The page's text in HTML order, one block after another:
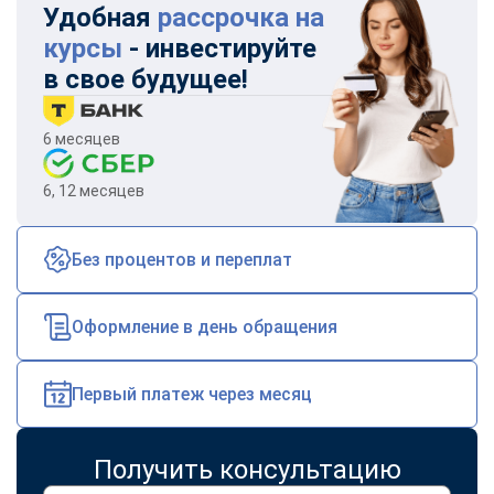
Удобная рассрочка на
курсы - инвестируйте
в свое будущее!
6 месяцев
6, 12 месяцев
Без процентов и переплат
Оформление в день обращения
Первый платеж через месяц
Получить консультацию